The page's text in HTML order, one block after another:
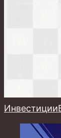
Инвестиции